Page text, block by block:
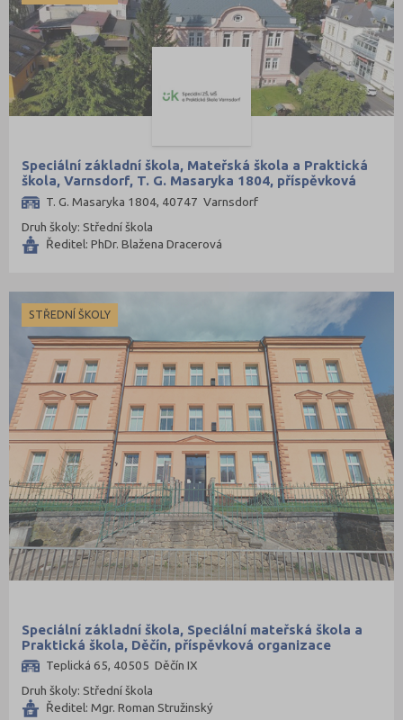
Speciální základní škola, Mateřská škola a Praktická
škola, Varnsdorf, T. G. Masaryka 1804, příspěvková
organizace
T. G. Masaryka 1804, 40747 Varnsdorf
Druh školy: Střední škola
Ředitel: PhDr. Blažena Dracerová
STŘEDNÍ ŠKOLY
Speciální základní škola, Speciální mateřská škola a
Praktická škola, Děčín, příspěvková organizace
Teplická 65, 40505 Děčín IX
Druh školy: Střední škola
Ředitel: Mgr. Roman Stružinský